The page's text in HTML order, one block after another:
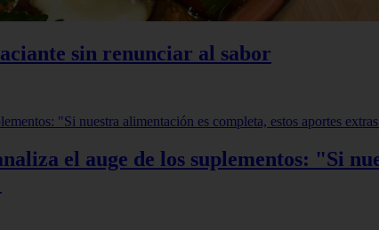
sin renunciar al sabor
el auge de los suplementos: "Si